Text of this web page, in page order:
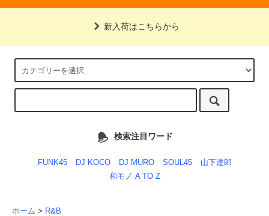
新入荷はこちらから
検索注目ワード
FUNK45 DJ KOCO DJ MURO SOUL45
山下達郎
和モノ A TO Z
ホーム > R&B